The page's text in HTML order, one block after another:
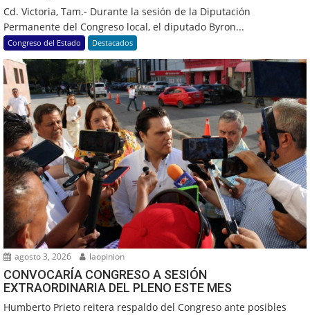
Cd. Victoria, Tam.- Durante la sesión de la Diputación
Permanente del Congreso local, el diputado Byron...
Congreso del Estado Destacados
agosto 3, 2026 laopinion
CONVOCARÍA CONGRESO A SESIÓN
EXTRAORDINARIA DEL PLENO ESTE MES
Humberto Prieto reitera respaldo del Congreso ante posibles